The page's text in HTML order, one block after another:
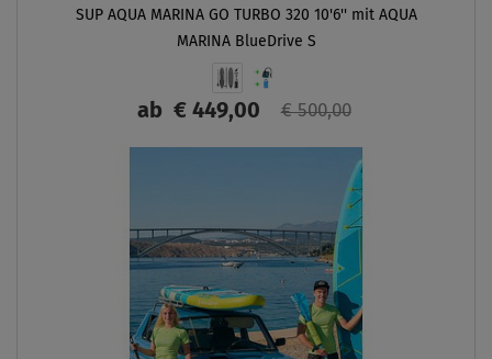
SUP AQUA MARINA GO TURBO 320 10'6'' mit AQUA
MARINA BlueDrive S
ab€ 449,00 € 500,00